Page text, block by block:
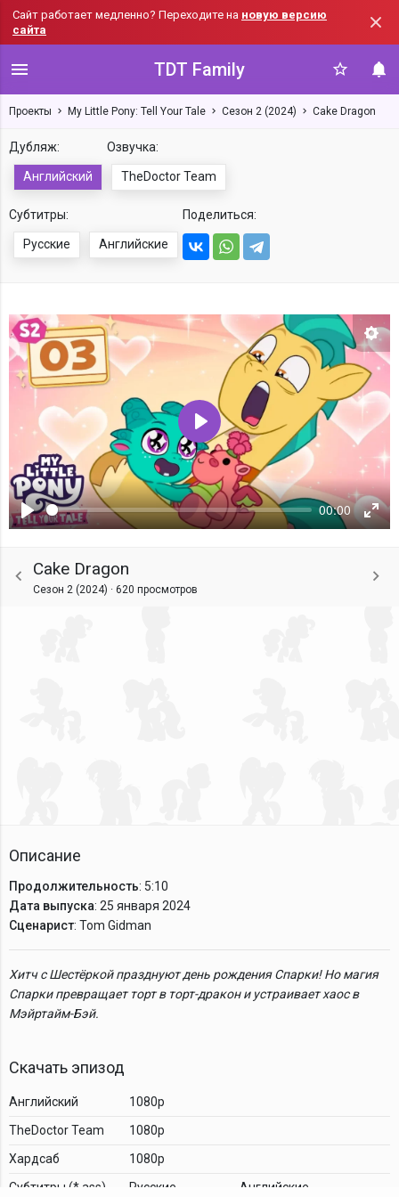
Сайт работает медленно? Переходите на новую версию
сайта
TDT Family
Проекты My Little Pony: Tell Your Tale Сезон 2 (2024) Cake Dragon
Дубляж:
Английский
Озвучка:
TheDoctor Team
Субтитры:
Русские Английские
Поделиться:
Воспроизвести
00:00
Воспроизвести
Cake Dragon
Сезон 2 (2024) · 620 просмотров
Описание
Продолжительность: 5:10
Дата выпуска: 25 января 2024
Сценарист: Tom Gidman
Хитч с Шестёркой празднуют день рождения Спарки! Но магия
Спарки превращает торт в торт-дракон и устраивает хаос в
Мэйртайм-Бэй.
Скачать эпизод
Английский
1080p
TheDoctor Team
1080p
Хардсаб
1080p
Cубтитры (*.ass)
Русские Английские